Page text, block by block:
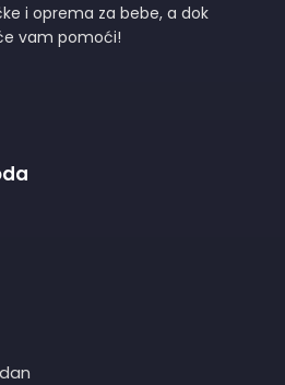
i oprema za bebe, a dok
vam pomoći!